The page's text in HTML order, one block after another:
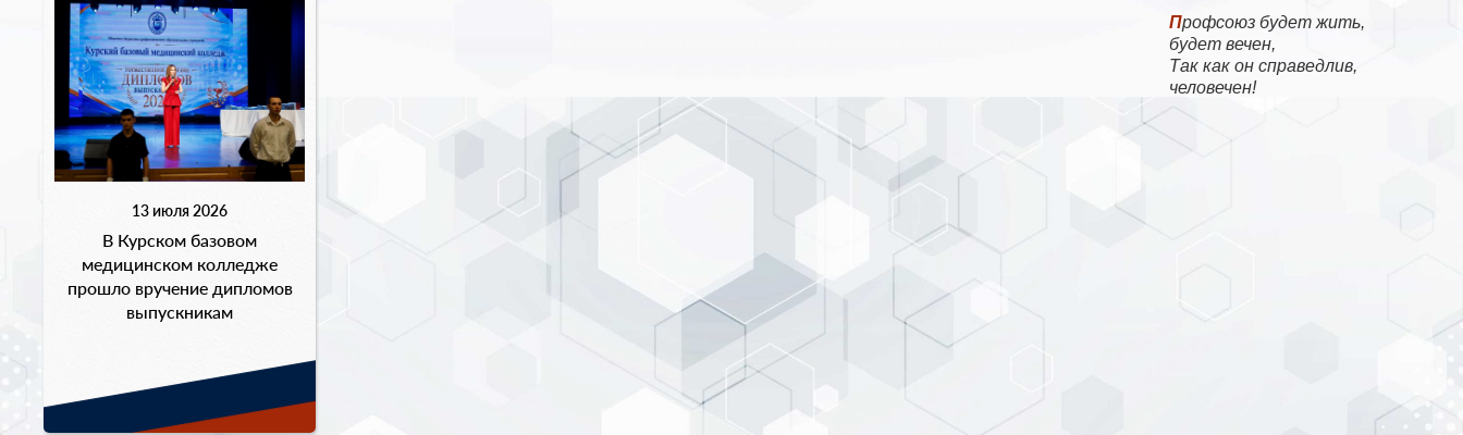
13 июля 2026
В Курском базовом
медицинском колледже
прошло вручение дипломов
выпускникам
Профсоюз будет жить,
будет вечен,
Так как он справедлив,
человечен!